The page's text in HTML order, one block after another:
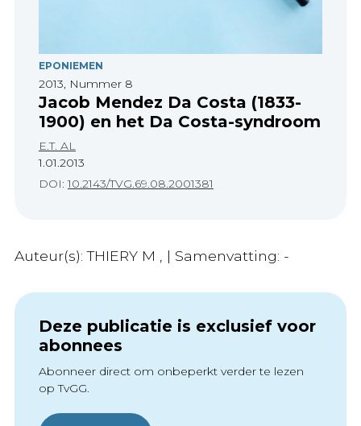
EPONIEMEN
2013, Nummer 8
Jacob Mendez Da Costa (1833-
1900) en het Da Costa-syndroom
E.T. AL
1.01.2013
DOI:10.2143/TVG.69.08.2001381
Auteur(s): THIERY M , | Samenvatting: -
Deze publicatie is exclusief voor
abonnees
Abonneer direct om onbeperkt verder te lezen
op TvGG.